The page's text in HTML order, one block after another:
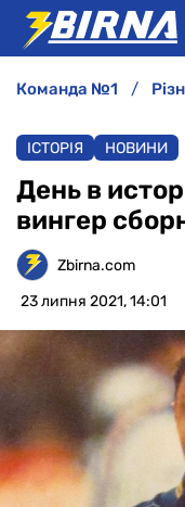
АНАЛІТИКА
ІНТЕРВ'Ю
РІЗНЕ
БУКМЕКЕРИ
команда №1
ІСТОРІЯ НОВИНИ
День в
вингер
Zbirna.com
23 липня 2021, 14:01